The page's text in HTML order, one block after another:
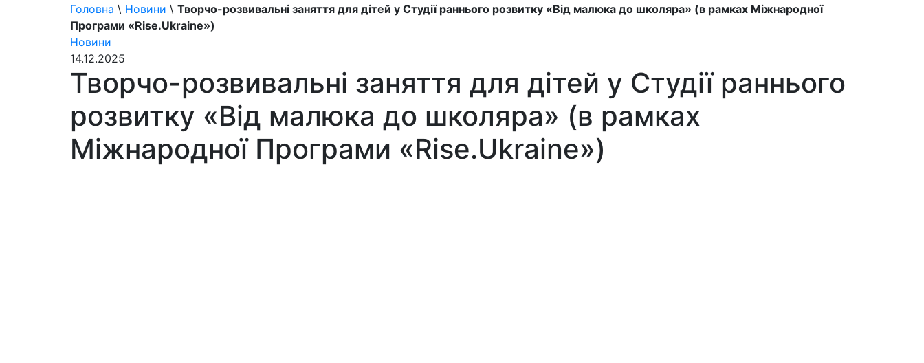
Головна \ Новини \ Творчо-розвивальні заняття для дітей у Студії раннього розвитку «Від малюка до школяра» (в рамках Міжнародної
Програми «Rise.Ukraine»)
Новини
14.12.2025
Творчо-розвивальні заняття для дітей у Студії раннього
розвитку «Від малюка до школяра» (в рамках
Міжнародної Програми «Rise.Ukraine»)